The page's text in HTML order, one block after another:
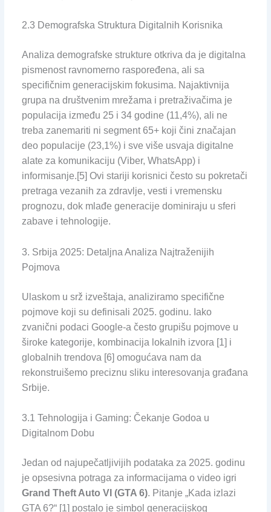
2.3 Demografska Struktura Digitalnih Korisnika
Analiza demografske strukture otkriva da je digitalna
pismenost ravnomerno raspoređena, ali sa
specifičnim generacijskim fokusima. Najaktivnija
grupa na društvenim mrežama i pretraživačima je
populacija između 25 i 34 godine (11,4%), ali ne
treba zanemariti ni segment 65+ koji čini značajan
deo populacije (23,1%) i sve više usvaja digitalne
alate za komunikaciju (Viber, WhatsApp) i
informisanje.[5] Ovi stariji korisnici često su pokretači
pretraga vezanih za zdravlje, vesti i vremensku
prognozu, dok mlađe generacije dominiraju u sferi
zabave i tehnologije.
3. Srbija 2025: Detaljna Analiza Najtraženijih
Pojmova
Ulaskom u srž izveštaja, analiziramo specifične
pojmove koji su definisali 2025. godinu. Iako
zvanični podaci Google-a često grupišu pojmove u
široke kategorije, kombinacija lokalnih izvora [1] i
globalnih trendova [6] omogućava nam da
rekonstruišemo preciznu sliku interesovanja građana
Srbije.
3.1 Tehnologija i Gaming: Čekanje Godoa u
Digitalnom Dobu
Jedan od najupečatljivijih podataka za 2025. godinu
je opsesivna potraga za informacijama o video igri
Grand Theft Auto VI (GTA 6). Pitanje „Kada izlazi
GTA 6?“ [1] postalo je simbol generacijskog